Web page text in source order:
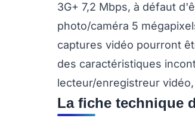
3G+ 7,2 Mbps, à défaut
photo/caméra 5
captures vidéo pourront
des caractéristiques
lecteur/enregistreur
La fiche technique